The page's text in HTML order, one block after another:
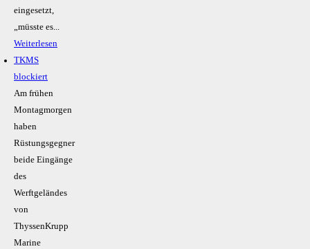
eingesetzt,
„müsste es...
Weiterlesen
TKMS
blockiert
Am frühen
Montagmorgen
haben
Rüstungsgegner
beide Eingänge
des
Werftgeländes
von
ThyssenKrupp
Marine